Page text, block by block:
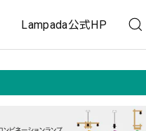
Lampada公式HP